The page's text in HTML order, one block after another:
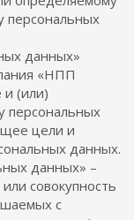
персональных
данных»
«НПП
(или)
персональных
цели и
данных.
данных» –
совокупность
с